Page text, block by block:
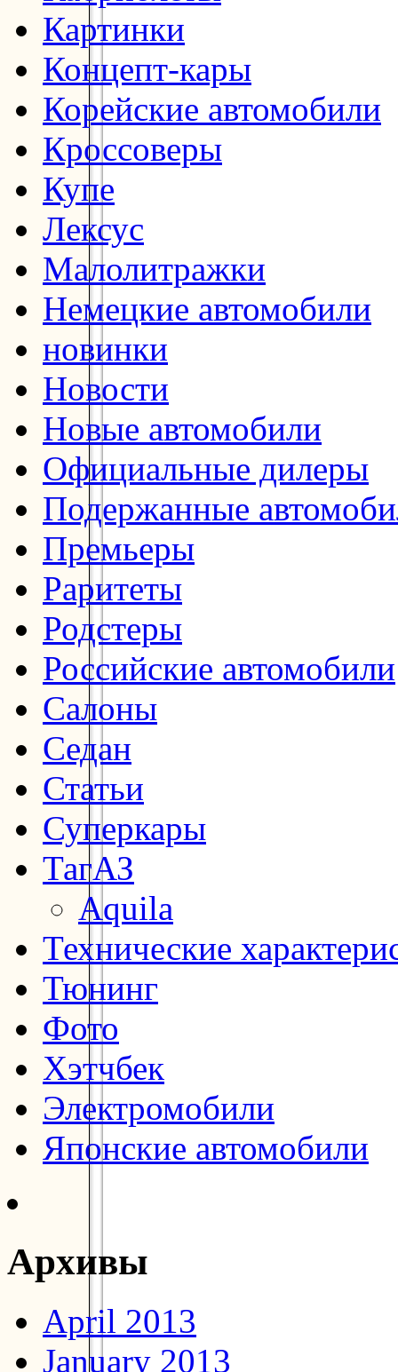
Картинки
Концепт-кары
Корейские автомобили
Кроссоверы
Купе
Лексус
Малолитражки
Немецкие автомобили
новинки
Новости
Новые автомобили
Официальные дилеры
Подержанные
Премьеры
Раритеты
Родстеры
Российские автомобили
Салоны
Седан
Статьи
Суперкары
ТагАЗ
Aquila
Технические
Тюнинг
Фото
Хэтчбек
Электромобили
Японские автомобили
Архивы
April 2013
January 2013